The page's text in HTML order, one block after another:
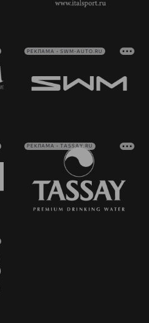
РЕКЛАМА • SWM-AUTO.RU
РЕКЛАМА • TASSAY.RU